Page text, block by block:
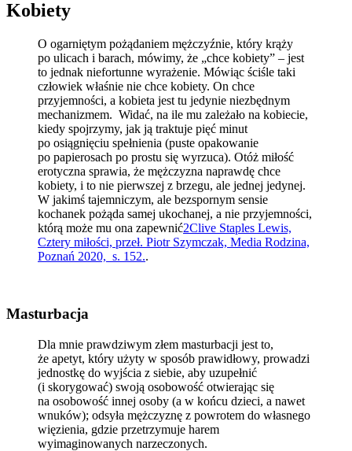
Kobiety
O ogarniętym pożądaniem mężczyźnie, który krąży
po ulicach i barach, mówimy, że „chce kobiety” – jest
to jednak niefortunne wyrażenie. Mówiąc ściśle taki
człowiek właśnie nie chce kobiety. On chce
przyjemności, a kobieta jest tu jedynie niezbędnym
mechanizmem. Widać, na ile mu zależało na kobiecie,
kiedy spojrzymy, jak ją traktuje pięć minut
po osiągnięciu spełnienia (puste opakowanie
po papierosach po prostu się wyrzuca). Otóż miłość
erotyczna sprawia, że mężczyzna naprawdę chce
kobiety, i to nie pierwszej z brzegu, ale jednej jedynej.
W jakimś tajemniczym, ale bezspornym sensie
kochanek pożąda samej ukochanej, a nie przyjemności,
którą może mu ona zapewnić2Clive Staples Lewis,
Cztery miłości, przeł. Piotr Szymczak, Media Rodzina,
Poznań 2020, s. 152..
Masturbacja
Dla mnie prawdziwym złem masturbacji jest to,
że apetyt, który użyty w sposób prawidłowy, prowadzi
jednostkę do wyjścia z siebie, aby uzupełnić
(i skorygować) swoją osobowość otwierając się
na osobowość innej osoby (a w końcu dzieci, a nawet
wnuków); odsyła mężczyznę z powrotem do własnego
więzienia, gdzie przetrzymuje harem
wyimaginowanych narzeczonych.